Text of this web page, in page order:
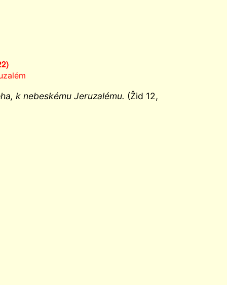
k nebeskému Jeruzalému. (Žid 12,